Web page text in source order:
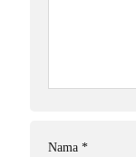
Nama *